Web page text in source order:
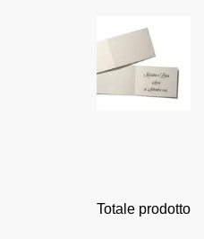
Totale prodotto